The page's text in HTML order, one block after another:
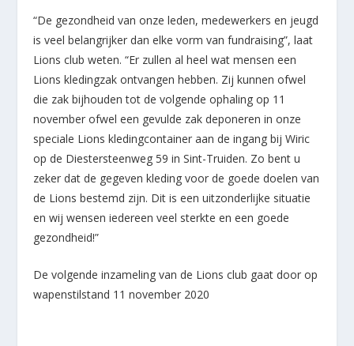
“De gezondheid van onze leden, medewerkers en jeugd
is veel belangrijker dan elke vorm van fundraising”, laat
Lions club weten. “Er zullen al heel wat mensen een
Lions kledingzak ontvangen hebben. Zij kunnen ofwel
die zak bijhouden tot de volgende ophaling op 11
november ofwel een gevulde zak deponeren in onze
speciale Lions kledingcontainer aan de ingang bij Wiric
op de Diestersteenweg 59 in Sint-Truiden. Zo bent u
zeker dat de gegeven kleding voor de goede doelen van
de Lions bestemd zijn. Dit is een uitzonderlijke situatie
en wij wensen iedereen veel sterkte en een goede
gezondheid!”
De volgende inzameling van de Lions club gaat door op
wapenstilstand 11 november 2020